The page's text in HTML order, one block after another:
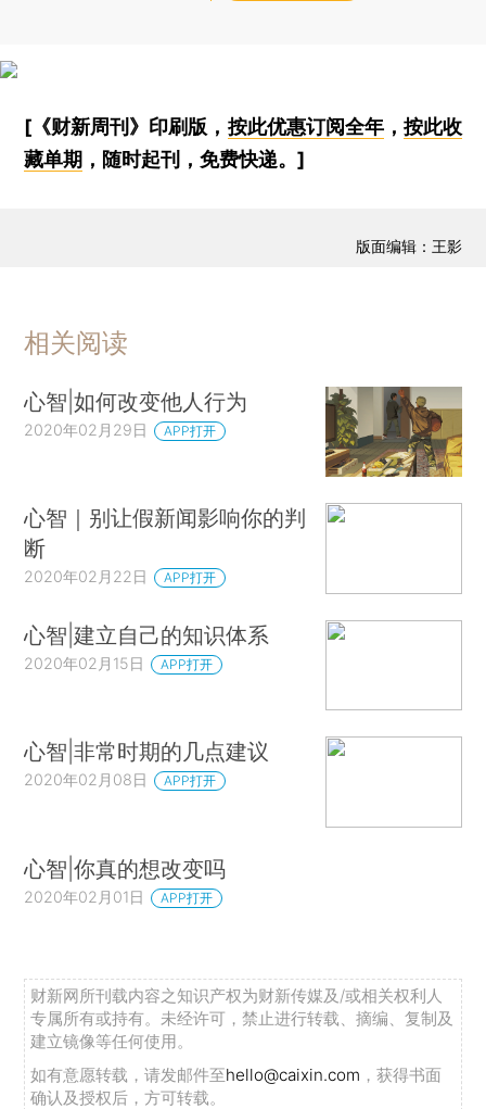
[《财新周刊》印刷版， 按此优惠订阅全年， 按此收
藏单期 ，随时起刊，免费快递。]
版面编辑：王影
相关阅读
心智|如何改变他人行为
2020年02月29日 APP打开
心智｜别让假新闻影响你的判
断
2020年02月22日 APP打开
心智|建立自己的知识体系
2020年02月15日 APP打开
心智|非常时期的几点建议
2020年02月08日 APP打开
心智|你真的想改变吗
2020年02月01日 APP打开
财新网所刊载内容之知识产权为财新传媒及/或相关权利人
专属所有或持有。未经许可，禁止进行转载、摘编、复制及
建立镜像等任何使用。
如有意愿转载，请发邮件至hello@caixin.com ，获得书面
确认及授权后，方可转载。